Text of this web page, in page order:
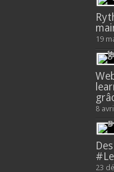
19
8
23